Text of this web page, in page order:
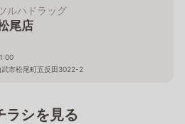
ルハドラッグ
尾店
武市松尾町五反田3022-2
ラシを見る